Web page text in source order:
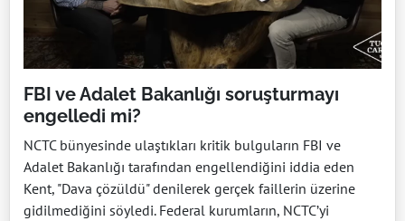
FBI ve Adalet Bakanlığı soruşturmayı
engelledi mi?
NCTC bünyesinde ulaştıkları kritik bulguların FBI ve
Adalet Bakanlığı tarafından engellendiğini iddia eden
Kent, "Dava çözüldü" denilerek gerçek faillerin üzerine
gidilmediğini söyledi. Federal kurumların, NCTC’yi